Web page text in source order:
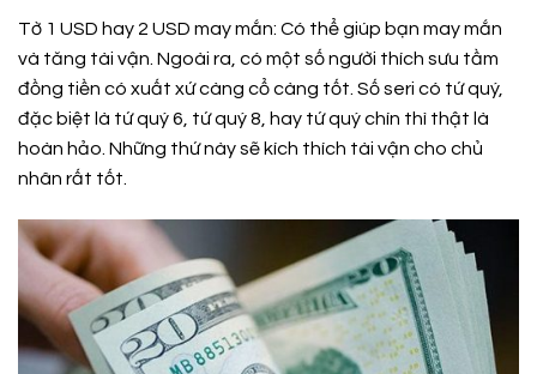
Tờ 1 USD hay 2 USD may mắn: Có thể giúp bạn may mắn
và tăng tài vận. Ngoài ra, có một số người thích sưu tầm
đồng tiền có xuất xứ càng cổ càng tốt. Số seri có tứ quý,
đặc biệt là tứ quý 6, tứ quý 8, hay tứ quý chín thì thật là
hoàn hảo. Những thứ này sẽ kích thích tài vận cho chủ
nhân rất tốt.